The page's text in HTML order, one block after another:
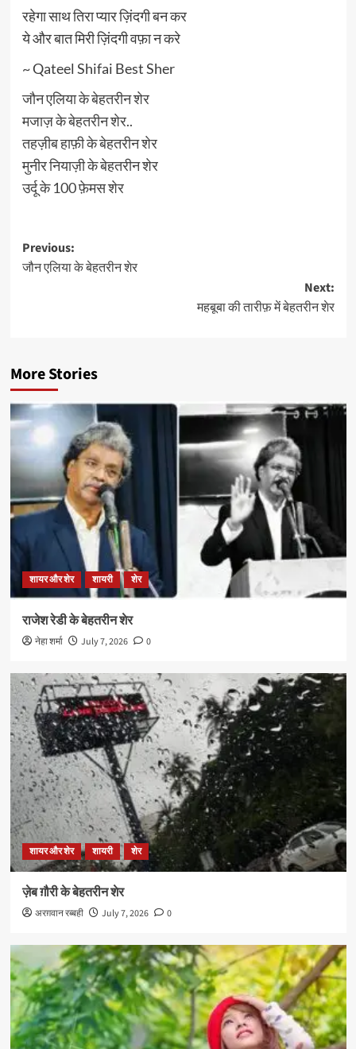
रहेगा साथ तिरा प्यार ज़िंदगी बन कर
ये और बात मिरी ज़िंदगी वफ़ा न करे
~ Qateel Shifai Best Sher
जौन एलिया के बेहतरीन शेर
मजाज़ के बेहतरीन शेर..
तहज़ीब हाफ़ी के बेहतरीन शेर
मुनीर नियाज़ी के बेहतरीन शेर
उर्दू के 100 फ़ेमस शेर
Post
navigation
Previous:
जौन एलिया के बेहतरीन शेर
Next:
महबूबा की तारीफ़ में बेहतरीन शेर
More Stories
शायर और शेर शायरी शेर
राजेश रेडी के बेहतरीन शेर
नेहा शर्मा July 7, 2026 0
शायर और शेर शायरी शेर
ज़ेब ग़ौरी के बेहतरीन शेर
अरग़वान रब्बही July 7, 2026 0